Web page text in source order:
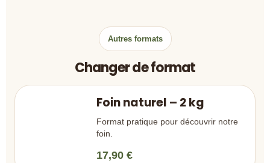
Autres formats
Changer de format
Foin naturel – 2 kg
Format pratique pour découvrir notre
foin.
17,90 €